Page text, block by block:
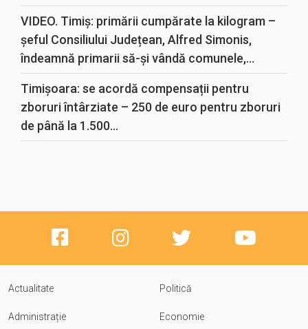
VIDEO. Timiș: primării cumpărate la kilogram –
șeful Consiliului Județean, Alfred Simonis,
îndeamnă primarii să-și vândă comunele,...
Timișoara: se acordă compensații pentru
zboruri întârziate – 250 de euro pentru zboruri
de până la 1.500...
Actualitate Politică
Administrație Economie